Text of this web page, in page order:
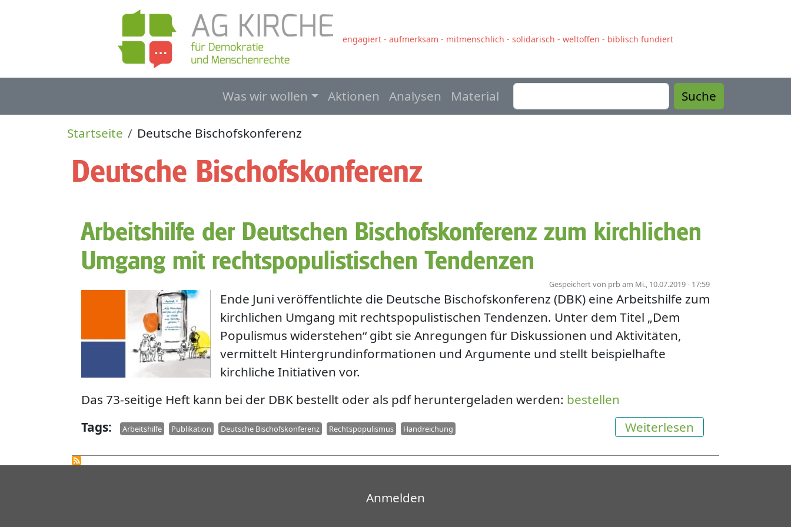
engagiert - aufmerksam - mitmenschlich - solidarisch - weltoffen - biblisch fundiert
Hauptnavigation
Was wir wollen Aktionen Analysen Material
Pfadnavigation
Startseite Deutsche Bischofskonferenz
Deutsche Bischofskonferenz
Arbeitshilfe der Deutschen Bischofskonferenz zum kirchlichen
Umgang mit rechtspopulistischen Tendenzen
Gespeichert von prb am Mi., 10.07.2019 - 17:59
Ende Juni veröffentlichte die Deutsche Bischofskonferenz (DBK) eine Arbeitshilfe zum
kirchlichen Umgang mit rechtspopulistischen Tendenzen. Unter dem Titel „Dem
Populismus widerstehen“ gibt sie Anregungen für Diskussionen und Aktivitäten,
vermittelt Hintergrundinformationen und Argumente und stellt beispielhafte
kirchliche Initiativen vor.
Das 73-seitige Heft kann bei der DBK bestellt oder als pdf heruntergeladen werden: bestellen
Weiterlesenüber
Tags Arbeitshilfe Publikation Deutsche Bischofskonferenz Rechtspopulismus Handreichung
Benutzermenü
Anmelden